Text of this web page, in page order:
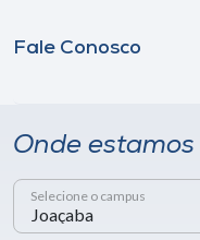
Fale Conosco
Onde estamos
Selecione o campus